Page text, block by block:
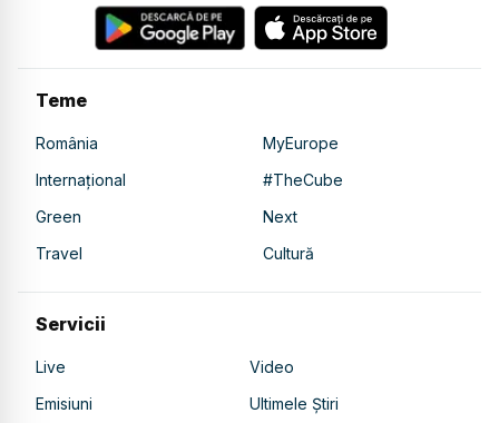
Teme
România
MyEurope
Internațional
#TheCube
Green
Next
Travel
Cultură
Servicii
Live
Video
Emisiuni
Ultimele Știri